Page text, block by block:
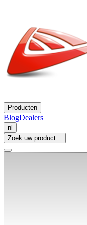
Producten
BlogDealers
nl
Zoek uw product...